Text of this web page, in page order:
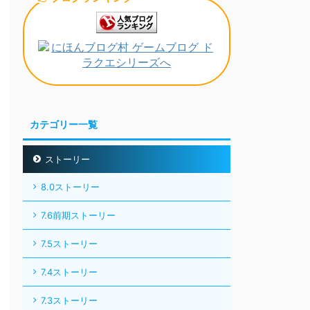
カテゴリー一覧
ストーリー
8.0ストーリー
7.6前期ストーリー
7.5ストーリー
7.4ストーリー
7.3ストーリー